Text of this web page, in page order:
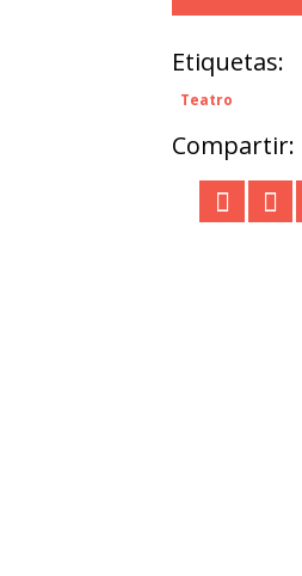
Etiquetas:
Teatro
Compartir: